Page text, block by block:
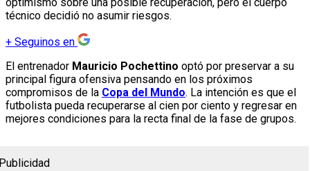
optimismo sobre una posible recuperación, pero el cuerpo
técnico decidió no asumir riesgos.
+ Seguinos en
El entrenador Mauricio Pochettino optó por preservar a su
principal figura ofensiva pensando en los próximos
compromisos de la Copa del Mundo. La intención es que el
futbolista pueda recuperarse al cien por ciento y regresar en
mejores condiciones para la recta final de la fase de grupos.